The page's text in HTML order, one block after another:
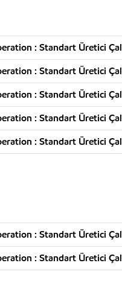
: Standart Üretici
: Standart Üretici
: Standart Üretici
: Standart Üretici
: Standart Üretici
: Standart Üretici
: Standart Üretici